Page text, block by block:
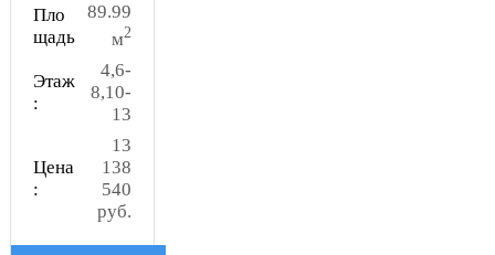
Пло
щадь
89.99
м2
Этаж
:
4,6-
8,10-
13
Цена
:
13
138
540
руб.